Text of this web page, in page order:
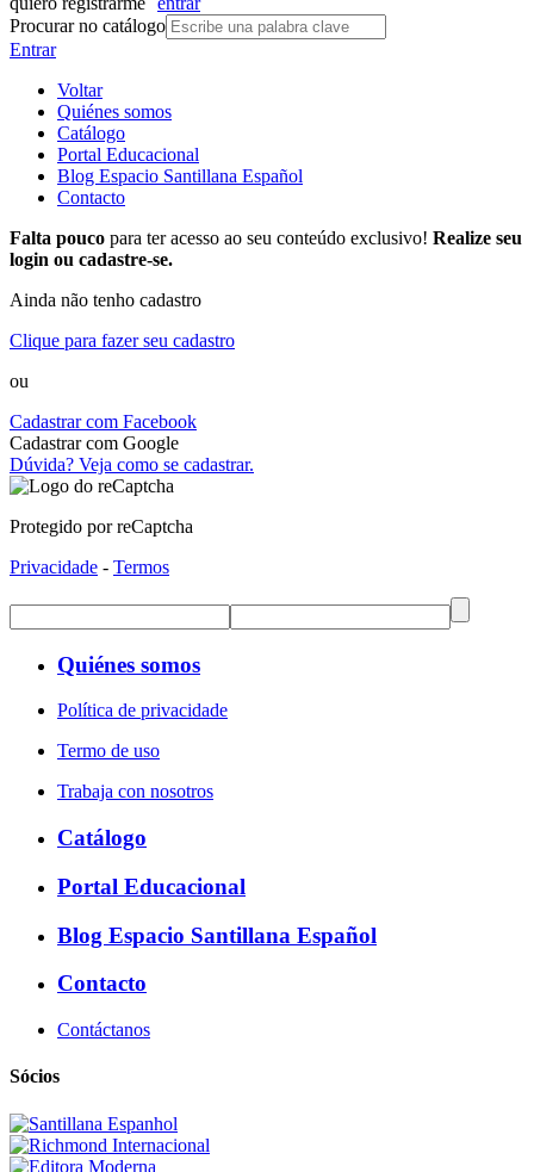
Procurar no catálogo
Entrar
Voltar
Quiénes somos
Catálogo
Portal Educacional
Blog Espacio Santillana Español
Contacto
Falta pouco para ter acesso ao seu conteúdo exclusivo! Realize seu
login ou cadastre-se.
Ainda não tenho cadastro
Clique para fazer seu cadastro
ou
Cadastrar com Facebook
Cadastrar com Google
Dúvida? Veja como se cadastrar.
Protegido por reCaptcha
Privacidade - Termos
Quiénes somos
Política de privacidade
Termo de uso
Trabaja con nosotros
Catálogo
Portal Educacional
Blog Espacio Santillana Español
Contacto
Contáctanos
Sócios